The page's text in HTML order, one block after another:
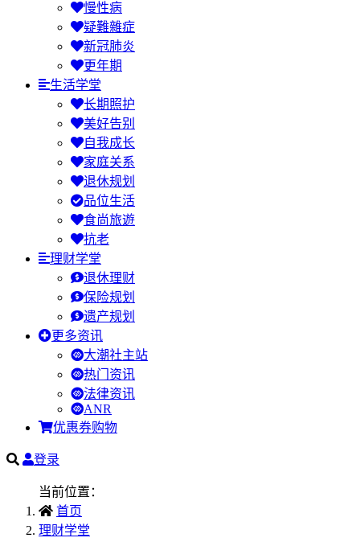
慢性病
疑難雜症
新冠肺炎
更年期
生活学堂
长期照护
美好告别
自我成长
家庭关系
退休规划
品位生活
食尚旅遊
抗老
理财学堂
退休理财
保险规划
遗产规划
更多资讯
大潮社主站
热门资讯
法律资讯
ANR
优惠券购物
登录
当前位置：
首页
理财学堂